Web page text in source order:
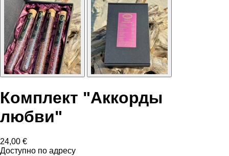
Комплект "Аккорды
любви"
24,00 €
Доступно по адресу